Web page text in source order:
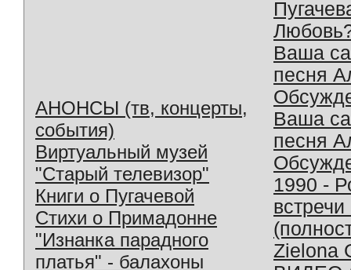
АНОНСЫ (тв, концерты,
события)
Виртуальный музей
"Старый телевизор"
Книги о Пугачевой
Стихи о Примадонне
"Изнанка парадного
платья" - балахоны
Ваша
песня
Ваша
песня
1990 -
Zielona